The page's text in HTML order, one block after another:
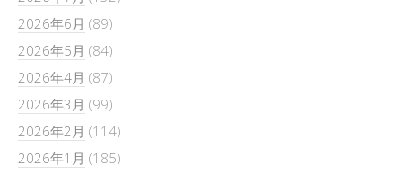
2026年6月 (89)
2026年5月 (84)
2026年4月 (87)
2026年3月 (99)
2026年2月 (114)
2026年1月 (185)